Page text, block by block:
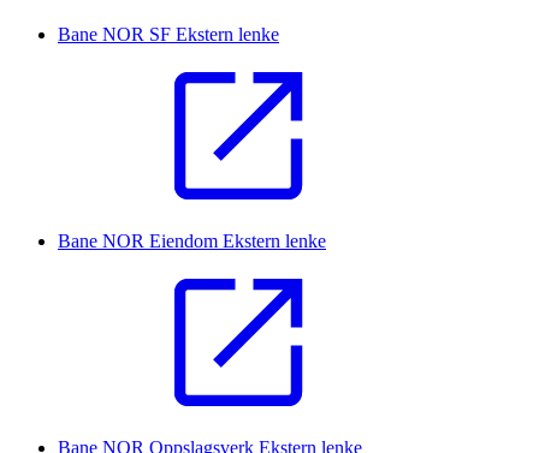
Bane NOR SF Ekstern lenke
Bane NOR Eiendom Ekstern lenke
Bane NOR Oppslagsverk Ekstern lenke